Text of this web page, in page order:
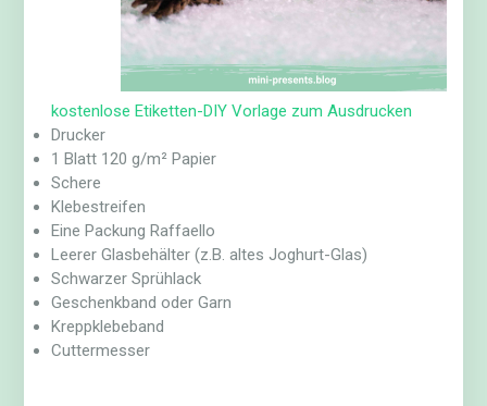
kostenlose Etiketten-DIY Vorlage zum Ausdrucken
Drucker
1 Blatt 120 g/m² Papier
Schere
Klebestreifen
Eine Packung Raffaello
Leerer Glasbehälter (z.B. altes Joghurt-Glas)
Schwarzer Sprühlack
Geschenkband oder Garn
Kreppklebeband
Cuttermesser